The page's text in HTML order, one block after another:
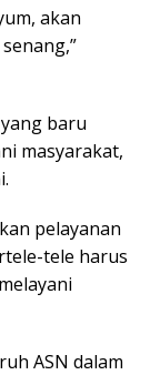
akan
baru
masyarakat,
pelayanan
tele harus
ASN dalam